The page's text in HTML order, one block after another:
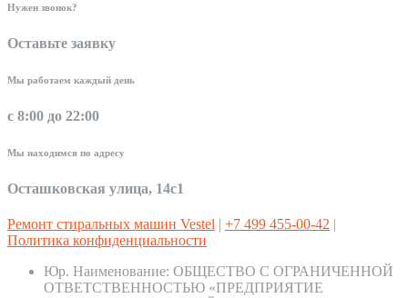
Нужен звонок?
Оставьте заявку
Мы работаем каждый день
с 8:00 до 22:00
Мы находимся по адресу
Осташковская улица, 14с1
Ремонт стиральных машин Vestel | +7 499 455-00-42 |
Политика конфиденциальности
Юр. Наименование: ОБЩЕСТВО С ОГРАНИЧЕННОЙ
ОТВЕТСТВЕННОСТЬЮ «ПРЕДПРИЯТИЕ